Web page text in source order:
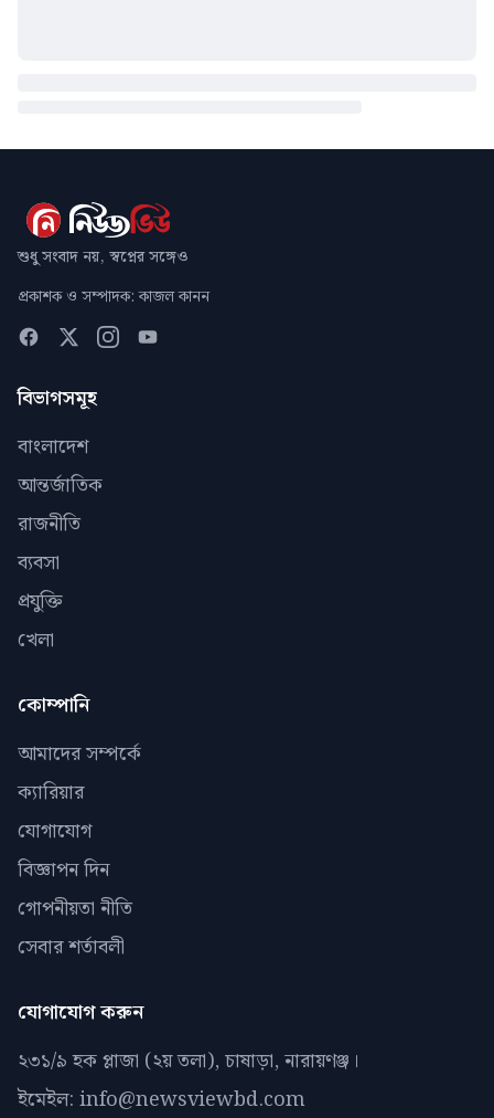
শুধু সংবাদ নয়, স্বপ্নের সঙ্গেও
প্রকাশক ও সম্পাদক: কাজল কানন
বিভাগসমূহ
বাংলাদেশ
আন্তর্জাতিক
রাজনীতি
ব্যবসা
প্রযুক্তি
খেলা
কোম্পানি
আমাদের সম্পর্কে
ক্যারিয়ার
যোগাযোগ
বিজ্ঞাপন দিন
গোপনীয়তা নীতি
সেবার শর্তাবলী
যোগাযোগ করুন
২৩১/৯ হক প্লাজা (২য় তলা), চাষাড়া, নারায়ণঞ্জ।
ইমেইল: info@newsviewbd.com